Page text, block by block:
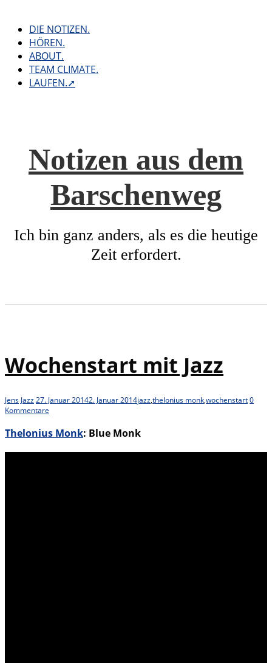
contentDIE NOTIZEN.
HÖREN.
ABOUT.
TEAM CLIMATE.
LAUFEN.➚
Notizen aus dem
Barschenweg
Ich bin ganz anders, als es die heutige
Zeit erfordert.
Wochenstart mit Jazz
JensJazz27. Januar 20142. Januar 2014jazz,thelonius monk,wochenstart0
Kommentare
Thelonius Monk: Blue Monk